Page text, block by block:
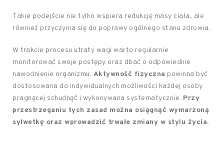
Takie podejście nie tylko wspiera redukcję masy ciała, ale
również przyczynia się do poprawy ogólnego stanu zdrowia.
W trakcie procesu utraty wagi warto regularnie
monitorować swoje postępy oraz dbać o odpowiednie
nawodnienie organizmu. Aktywność fizyczna powinna być
dostosowana do indywidualnych możliwości każdej osoby
pragnącej schudnąć i wykonywana systematycznie. Przy
przestrzeganiu tych zasad można osiągnąć wymarzoną
sylwetkę oraz wprowadzić trwałe zmiany w stylu życia.